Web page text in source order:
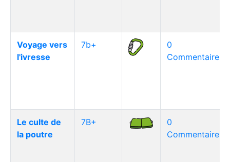
Voyage vers
l'ivresse
7b+
0
Commentaire(s)
Le culte de
la poutre
7B+
0
Commentaire(s)